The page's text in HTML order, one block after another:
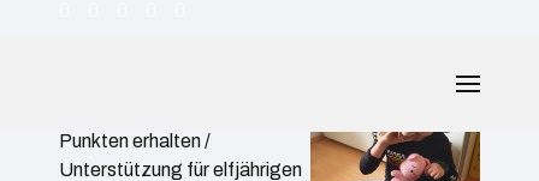
Punkten erhalten /
Unterstützung für elfjährigen